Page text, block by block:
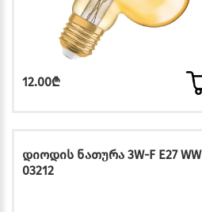
12.00₾
დიოდის ნათურა 3W-F E27 WW
03212